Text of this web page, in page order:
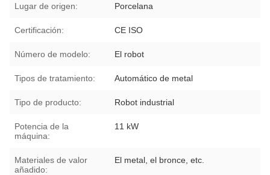
Lugar de origen: Porcelana
Certificación: CE ISO
Número de modelo: El robot
Tipos de tratamiento: Automático de metal
Tipo de producto: Robot industrial
Potencia de la
máquina:
11 kW
Materiales de valor
añadido:
El metal, el bronce, etc.